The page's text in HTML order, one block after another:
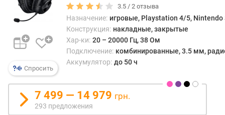
к
а
е
л
д
и
Спросить
3.5 /2 отзыва
Назначение: игровые, Playstation 4/5, Nintendo
Конструкция: накладные, закрытые
Хар-ки: 20 – 20000 Гц, 38 Ом
Подключение: комбинированные, 3.5 мм,
Аккумулятор: до 50 ч
7 499 — 14 979 грн.
293 предложения